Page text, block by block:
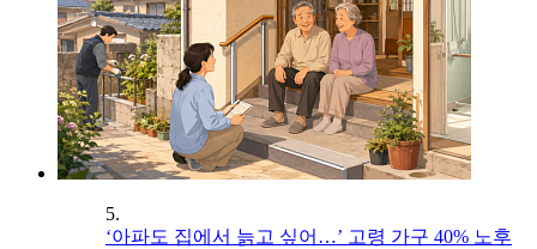
5.
‘아파도 집에서 늙고 싶어…’ 고령 가구 40% 노후